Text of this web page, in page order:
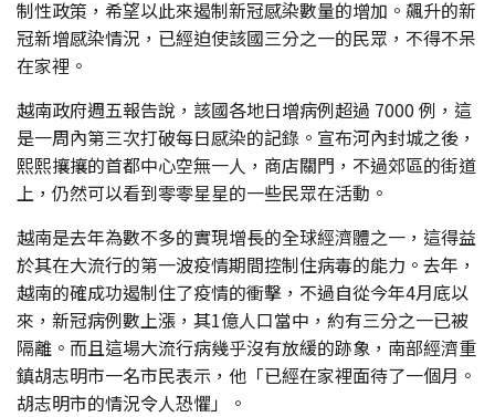
制性政策，希望以此來遏制新冠感染數量的增加。飆升的新
冠新增感染情況，已經迫使該國三分之一的民眾，不得不呆
在家裡。
越南政府週五報告說，該國各地日增病例超過 7000 例，這
是一周內第三次打破每日感染的記錄。宣布河內封城之後，
熙熙攘攘的首都中心空無一人，商店關門，不過郊區的街道
上，仍然可以看到零零星星的一些民眾在活動。
越南是去年為數不多的實現增長的全球經濟體之一，這得益
於其在大流行的第一波疫情期間控制住病毒的能力。去年，
越南的確成功遏制住了疫情的衝擊，不過自從今年4月底以
來，新冠病例數上漲，其1億人口當中，約有三分之一已被
隔離。而且這場大流行病幾乎沒有放緩的跡象，南部經濟重
鎮胡志明市一名市民表示，他「已經在家裡面待了一個月。
胡志明市的情況令人恐懼」。